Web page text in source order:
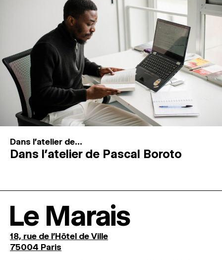
Dans l'atelier de...
Dans l’atelier de Pascal Boroto
Le Marais
18, rue de l'Hôtel de Ville
75004 Paris